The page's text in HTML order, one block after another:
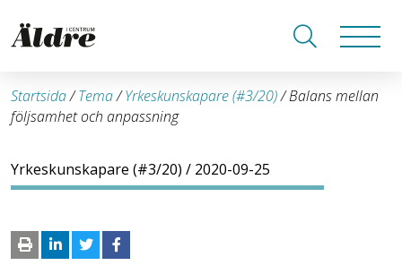
Startsida/Tema/Yrkeskunskapare (#3/20)/Balans mellan
följsamhet och anpassning
Yrkeskunskapare (#3/20) / 2020-09-25